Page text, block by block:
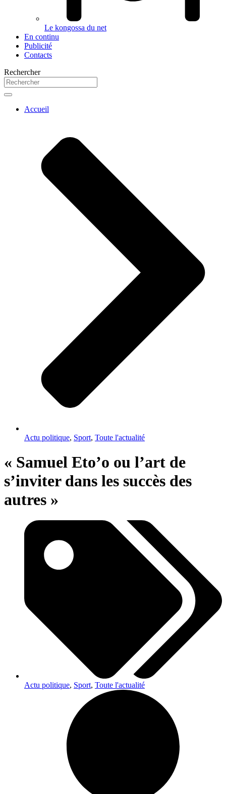
Le kongossa du net
En continu
Publicité
Contacts
Rechercher
Accueil
Actu politique, Sport, Toute l'actualité
« Samuel Eto’o ou l’art de
s’inviter dans les succès des
autres »
Actu politique, Sport, Toute l'actualité